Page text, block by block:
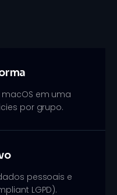
macOS em uma
por grupo.
pessoais e
LGPD).